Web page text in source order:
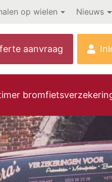
op wielen Nieuws